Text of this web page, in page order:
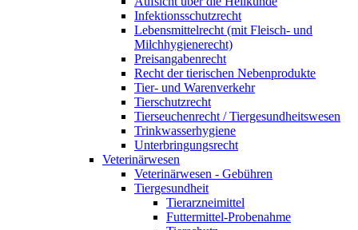
Infektionsschutzrecht
Lebensmittelrecht (mit Fleisch- und
Milchhygienerecht)
Preisangabenrecht
Recht der tierischen Nebenprodukte
Tier- und Warenverkehr
Tierschutzrecht
Tierseuchenrecht / Tiergesundheitswesen
Trinkwasserhygiene
Unterbringungsrecht
Veterinärwesen
Veterinärwesen - Gebühren
Tiergesundheit
Tierarzneimittel
Futtermittel-Probenahme